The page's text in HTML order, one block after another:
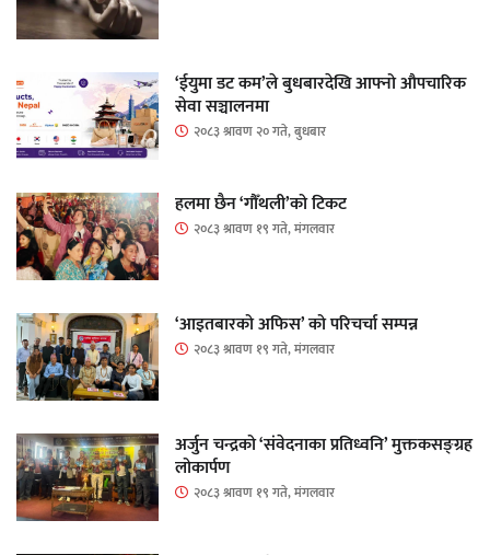
‘ईयुमा डट कम’ले बुधबारदेखि आफ्नो औपचारिक
सेवा सञ्चालनमा
२०८३ श्रावण २० गते, बुधबार
हलमा छैन ‘गौँथली’को टिकट
२०८३ श्रावण १९ गते, मंगलवार
‘आइतबारको अफिस’ को परिचर्चा सम्पन्न
२०८३ श्रावण १९ गते, मंगलवार
अर्जुन चन्द्रको ‘संवेदनाका प्रतिध्वनि’ मुक्तकसङ्ग्रह
लोकार्पण
२०८३ श्रावण १९ गते, मंगलवार